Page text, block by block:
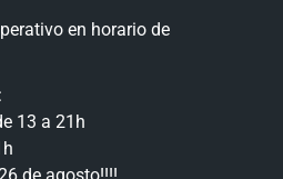
en horario de
13 a 21h